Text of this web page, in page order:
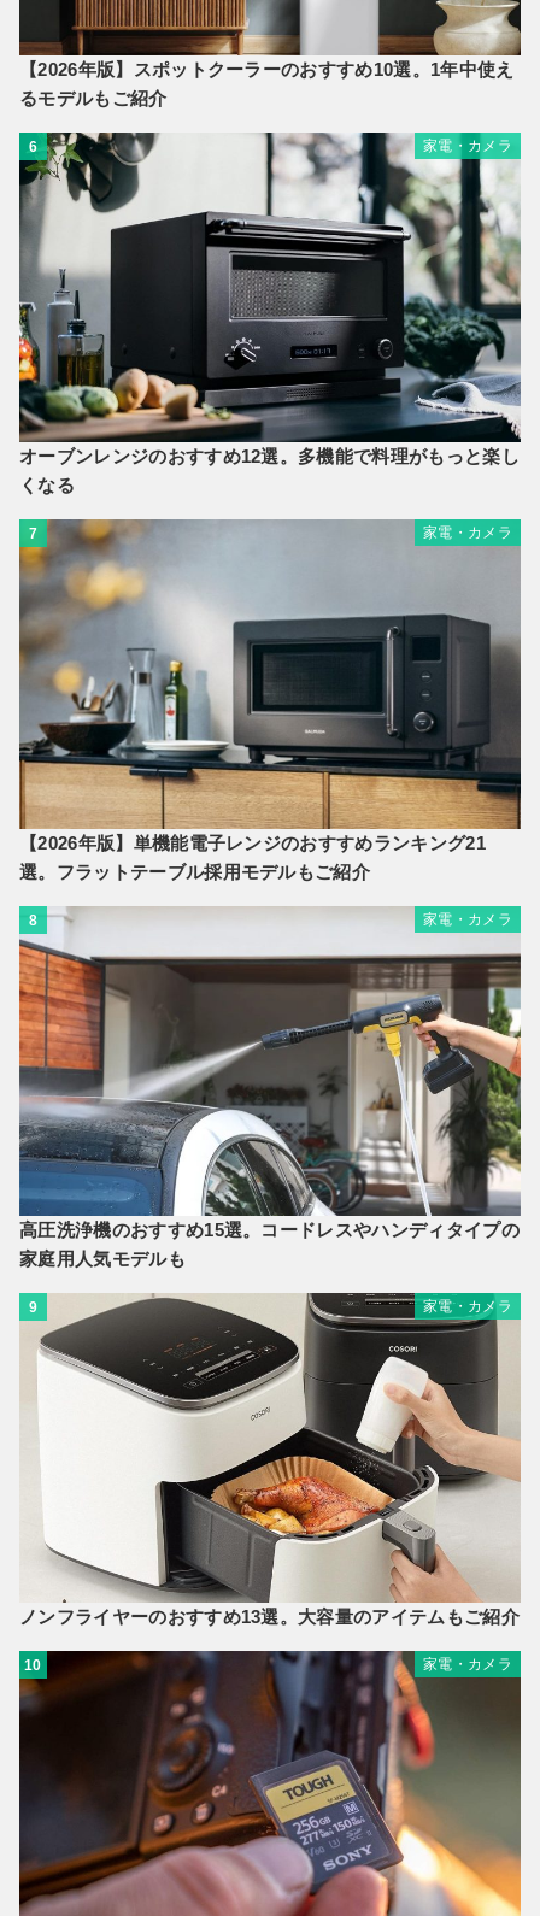
【2026年版】スポットクーラーのおすすめ10選。1年中使え
るモデルもご紹介
6 家電・カメラ
オーブンレンジのおすすめ12選。多機能で料理がもっと楽し
くなる
7 家電・カメラ
【2026年版】単機能電子レンジのおすすめランキング21
選。フラットテーブル採用モデルもご紹介
8 家電・カメラ
高圧洗浄機のおすすめ15選。コードレスやハンディタイプの
家庭用人気モデルも
9 家電・カメラ
ノンフライヤーのおすすめ13選。大容量のアイテムもご紹介
10 家電・カメラ